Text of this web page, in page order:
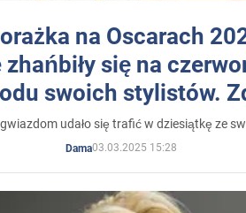
na Oscarach
się na
swoich stylistów.
udało się trafić w dziesiątkę ze
Dama03.03.2025 15:28